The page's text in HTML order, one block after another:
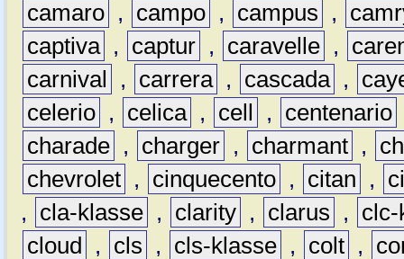
camaro , campo , campus ,
captiva , captur , caravelle ,
carnival
, carrera , cascada ,
celerio , celica , cell , centenario
charade , charger , charmant ,
chevrolet , cinquecento , citan ,
,
cla-klasse , clarity , clarus ,
clc-
cloud
, cls , cls-klasse , colt ,